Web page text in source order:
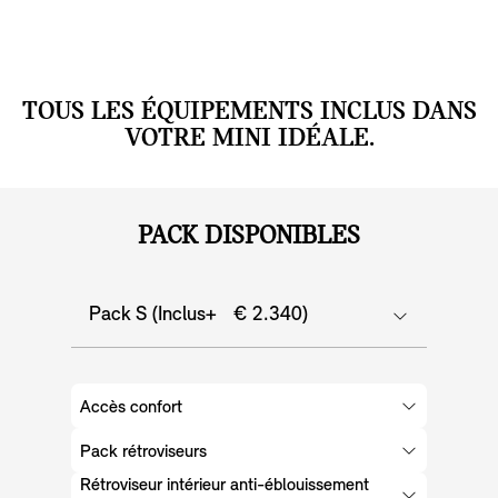
TOUS LES ÉQUIPEMENTS INCLUS DANS
VOTRE MINI IDÉALE.
PACK DISPONIBLES
Pack S (Inclus+ € 2.340)
Accès confort
Pack rétroviseurs
Rétroviseur intérieur anti-éblouissement